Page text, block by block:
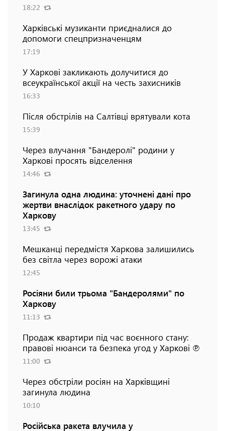
18:22
Харківські музиканти приєдналися до
допомоги спецпризначенцям
17:19
У Харкові закликають долучитися до
всеукраїнської акції на честь захисників
16:33
Після обстрілів на Салтівці врятували кота
15:39
Через влучання "Бандеролі" родини у
Харкові просять відселення
14:46
Загинула одна людина: уточнені дані про
жертви внаслідок ракетного удару по
Харкову
13:45
Мешканці передмістя Харкова залишились
без світла через ворожі атаки
12:45
Росіяни били трьома "Бандеролями" по
Харкову
11:13
Продаж квартири під час воєнного стану:
правові нюанси та безпека угод у Харкові ℗
11:00
Через обстріли росіян на Харківщині
загинула людина
10:10
Російська ракета влучила у